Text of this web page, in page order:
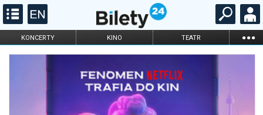
KONCERTY KINO TEATR ...
FILHARMONIA OPERA I BALET
DLA DZIECI
ONLINE KARNETY